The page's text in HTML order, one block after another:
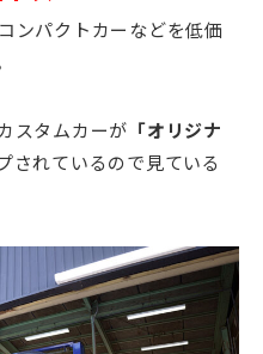
ンパクトカーなどを低価
スタムカーが 「オリジナ
されているので見ている